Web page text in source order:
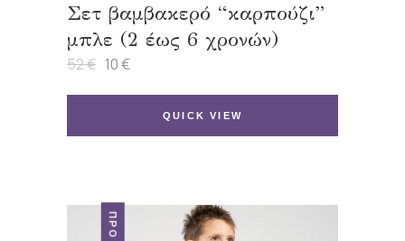
Σετ βαμβακερό “καρπούζι”
μπλε (2 έως 6 χρονών)
52€ Original
was:
10€
τιμή
QUICK VIEW